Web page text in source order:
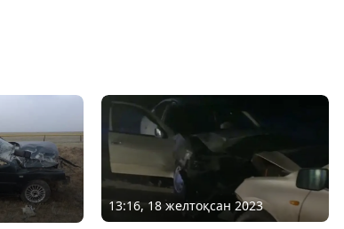
13:16, 18 желтоқсан 2023